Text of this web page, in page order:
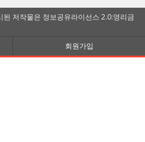
저작물은 정보공유라이선스 2.0:영리금
회원가입